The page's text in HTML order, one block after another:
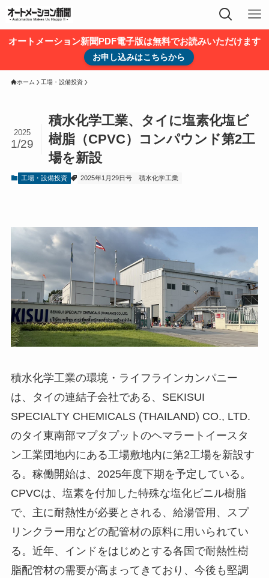
オートメーション新聞PDF電子版は無料でお読みいただけます
お申し込みはこちらから
ホーム 工場・設備投資
積水化学工業、タイに塩素化塩ビ
樹脂（CPVC）コンパウンド第2工
場を新設
2025
1/29
工場・設備投資 2025年1月29日号 積水化学工業
積水化学工業の環境・ライフラインカンパニー
は、タイの連結子会社である、SEKISUI
SPECIALTY CHEMICALS (THAILAND) CO., LTD.
のタイ東南部マプタプットのヘマラートイースタ
ン工業団地内にある工場敷地内に第2工場を新設す
る。稼働開始は、2025年度下期を予定している。
CPVCは、塩素を付加した特殊な塩化ビニル樹脂
で、主に耐熱性が必要とされる、給湯管用、スプ
リンクラー用などの配管材の原料に用いられてい
る。近年、インドをはじめとする各国で耐熱性樹
脂配管材の需要が高まってきており、今後も堅調